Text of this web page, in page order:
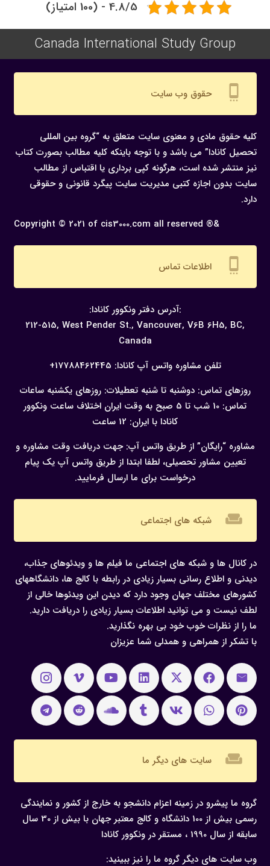
4.8/5 - (100 امتیاز)
Canada International Study Group
settings_cell حقوق وب سایت
کلیه حقوق مادی و معنوی سایت متعلق به “گروه بین المللی
تحصیل کانادا” می باشد و با توجه باینکه کلیه مطالب بصورت کتاب
نیز منتشر شده است، هرگونه كپی برداری یا اقتباس از مطالب
سایت بدون اجازه كتبی مدیریت سایت پیگرد قانونی و حقوقی
دارد.
Copyright © 2021 of cis3000.com all reserved ®&
settings_cell اطلاعات تماس
:آدرس دفتر ونکوور کانادا:
212-515, West Pender St., Vancouver, V6B 6H5, BC,
Canada
تلفن مشاوره واتس آپ کانادا: 17788462445+
روزهای تماس: دوشنبه تا شنبه تعطیلات: روزهای یکشنبه ساعات
تماس: 10 شب تا 5 صبح به وقت ایران
اختلاف ساعت ونکوور
کانادا با ایران: 12 ساعت
مشاوره “رایگان” از طریق واتس آپ: جهت دریافت وقت مشاوره و
تعیین مشاور تحصیلی، لطفا ابتدا از طریق واتس آپ یک پیام
درخواست برای ما ارسال فرمایید.
weekend شبکه های اجتماعی
در کانال ها و شبکه های اجتماعی ما فیلم ها و ویدئوهای جذاب،
دیدنی و اطلاع رسانی بسیار زیادی در رابطه با کالج ها، دانشگاههای
کشورهای مختلف جهان وجود دارد که دیدن این ویدئوها خالی از
لطف نیست و می توانید اطلاعات بسیار زیادی را دریافت دارید.
ما را از نظرات خوب خود بی بهره نگذارید.
با تشکر از همراهی و همدلی شما عزیزان
weekend سایت های دیگر ما
گروه ما پیشرو در زمینه اعزام دانشجو به خارج از کشور و نمایندگی
رسمی بیش از 100 دانشگاه و کالج معتبر جهان با بیش از 30 سال
سابقه از سال 1990 ، مستقر در ونکوور کانادا
وب سایت های دیگر گروه ما را نیز ببینید: